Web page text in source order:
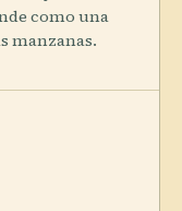
como una
manzanas.